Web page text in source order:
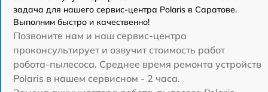
задача для нашего сервис-центра Polaris в Саратове.
Выполним быстро и качественно!
Позвоните нам и наш сервис-центра
проконсультирует и озвучит стоимость работ
робота-пылесоса. Среднее время ремонта устройств
Polaris в нашем сервисном - 2 часа.